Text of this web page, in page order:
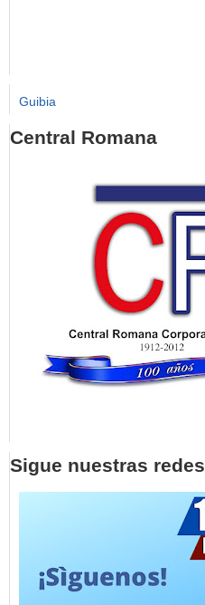
Guibia
Central Romana
Sigue nuestras redes